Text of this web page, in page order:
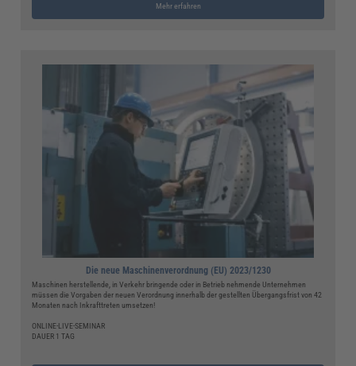
Mehr erfahren
Die neue Maschinenverordnung (EU) 2023/1230
Maschinen herstellende, in Verkehr bringende oder in Betrieb nehmende Unternehmen
müssen die Vorgaben der neuen Verordnung innerhalb der gestellten Übergangsfrist von 42
Monaten nach Inkrafttreten umsetzen!
ONLINE-LIVE-SEMINAR
DAUER 1 TAG